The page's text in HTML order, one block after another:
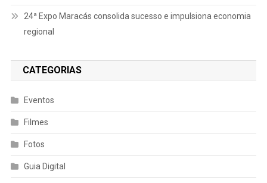
24ª Expo Maracás consolida sucesso e impulsiona economia
regional
CATEGORIAS
Eventos
Filmes
Fotos
Guia Digital